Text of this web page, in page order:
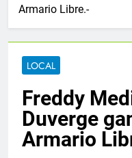
Armario Libre.-
LOCAL
Freddy
Duverge
Armario